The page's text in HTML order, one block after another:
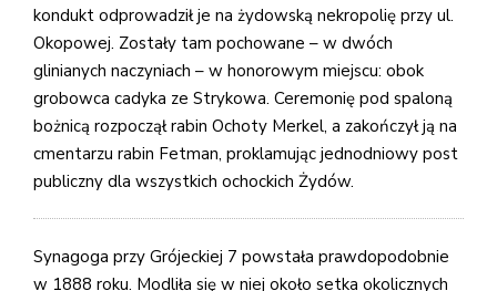
kondukt odprowadził je na żydowską nekropolię przy ul.
Okopowej. Zostały tam pochowane – w dwóch
glinianych naczyniach – w honorowym miejscu: obok
grobowca cadyka ze Strykowa. Ceremonię pod spaloną
bożnicą rozpoczął rabin Ochoty Merkel, a zakończył ją na
cmentarzu rabin Fetman, proklamując jednodniowy post
publiczny dla wszystkich ochockich Żydów.
Synagoga przy Grójeckiej 7 powstała prawdopodobnie
w 1888 roku. Modliła się w niej około setka okolicznych